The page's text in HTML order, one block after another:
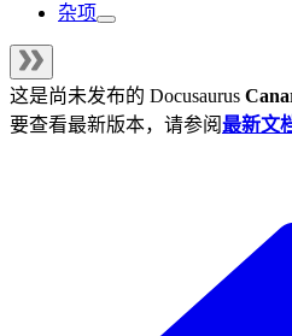
杂项
这是尚未发布的 Docusaurus
要查看最新版本，请参阅最新文